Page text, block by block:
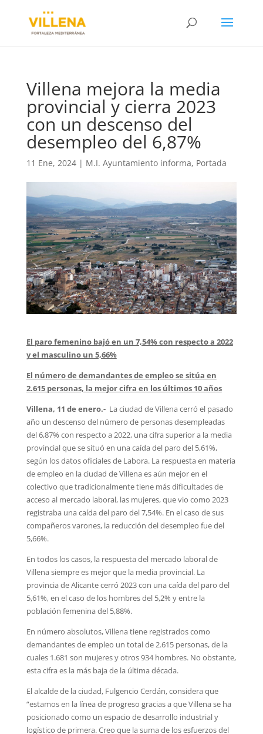
Villena mejora la media
provincial y cierra 2023
con un descenso del
desempleo del 6,87%
11 Ene, 2024| M.I. Ayuntamiento informa, Portada
El paro femenino bajó en un 7,54% con respecto a 2022
y el masculino un 5,66%
El número de demandantes de empleo se sitúa en
2.615 personas, la mejor cifra en los últimos 10 años
Villena, 11 de enero.- La ciudad de Villena cerró el pasado
año un descenso del número de personas desempleadas
del 6,87% con respecto a 2022, una cifra superior a la media
provincial que se situó en una caída del paro del 5,61%,
según los datos oficiales de Labora. La respuesta en materia
de empleo en la ciudad de Villena es aún mejor en el
colectivo que tradicionalmente tiene más dificultades de
acceso al mercado laboral, las mujeres, que vio como 2023
registraba una caída del paro del 7,54%. En el caso de sus
compañeros varones, la reducción del desempleo fue del
5,66%.
En todos los casos, la respuesta del mercado laboral de
Villena siempre es mejor que la media provincial. La
provincia de Alicante cerró 2023 con una caída del paro del
5,61%, en el caso de los hombres del 5,2% y entre la
población femenina del 5,88%.
En número absolutos, Villena tiene registrados como
demandantes de empleo un total de 2.615 personas, de la
cuales 1.681 son mujeres y otros 934 hombres. No obstante,
esta cifra es la más baja de la última década.
El alcalde de la ciudad, Fulgencio Cerdán, considera que
“estamos en la línea de progreso gracias a que Villena se ha
posicionado como un espacio de desarrollo industrial y
logístico de primera. Creo que la suma de los esfuerzos del